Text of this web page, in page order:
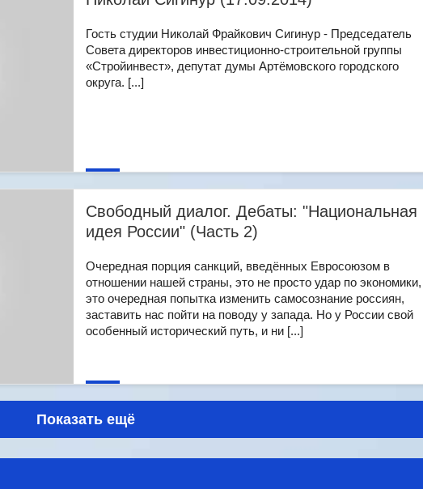
Гость студии Николай Фрайкович Сигинур - Председатель
Совета директоров инвестиционно-строительной группы
«Стройинвест», депутат думы Артёмовского городского
округа. [...]
Свободный диалог. Дебаты: "Национальная
идея России" (Часть 2)
Очередная порция санкций, введённых Евросоюзом в
отношении нашей страны, это не просто удар по экономики,
это очередная попытка изменить самосознание россиян,
заставить нас пойти на поводу у запада. Но у России свой
особенный исторический путь, и ни [...]
Показать ещё